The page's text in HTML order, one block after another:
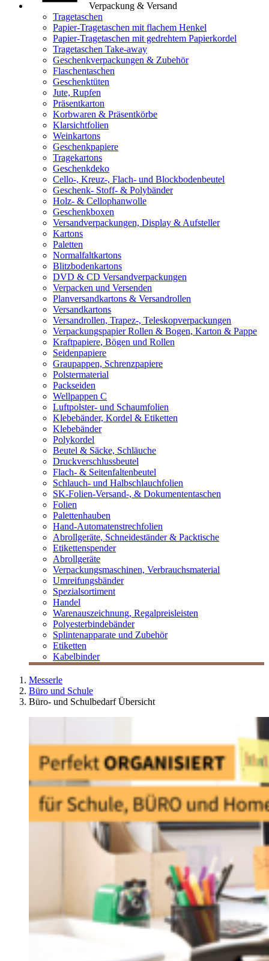
Verpackung & Versand
Tragetaschen
Papier-Tragetaschen mit flachem Henkel
Papier-Tragetaschen mit gedrehtem Papierkordel
Tragetaschen Take-away
Geschenkverpackungen & Zubehör
Flaschentaschen
Geschenktüten
Jute, Rupfen
Präsentkarton
Korbwaren & Präsentkörbe
Klarsichtfolien
Weinkartons
Geschenkpapiere
Tragekartons
Geschenkdeko
Cello-, Kreuz-, Flach- und Blockbodenbeutel
Geschenk- Stoff- & Polybänder
Holz- & Cellophanwolle
Geschenkboxen
Versandverpackungen, Display & Aufsteller
Kartons
Paletten
Normalfaltkartons
Blitzbodenkartons
DVD & CD Versandverpackungen
Verpacken und Versenden
Planversandkartons & Versandrollen
Versandkartons
Versandrollen, Trapez-, Teleskopverpackungen
Verpackungspapier Rollen & Bogen, Karton & Pappe
Kraftpapiere, Bögen und Rollen
Seidenpapiere
Graupappen, Schrenzpapiere
Polstermaterial
Packseiden
Wellpappen C
Luftpolster- und Schaumfolien
Klebebänder, Kordel & Etiketten
Klebebänder
Polykordel
Beutel & Säcke, Schläuche
Druckverschlussbeutel
Flach- & Seitenfaltenbeutel
Schlauch- und Halbschlauchfolien
SK-Folien-Versand-, & Dokumententaschen
Folien
Palettenhauben
Hand-Automatenstrechfolien
Abrollgeräte, Schneideständer & Packtische
Etikettenspender
Abrollgeräte
Verpackungsmaschinen, Verbrauchsmaterial
Umreifungsbänder
Spezialsortiment
Handel
Warenauszeichnung, Regalpreisleisten
Polyesterbindebänder
Splintenapparate und Zubehör
Etiketten
Kabelbinder
Messerle
Büro und Schule
Büro- und Schulbedarf Übersicht